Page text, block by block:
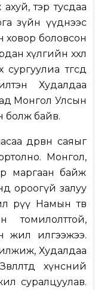
ахуй, тэр тусдаа
зүйн үүднээс
боловсон
хүлгийн хөхөл
төгсөөд
Худалдаа
Монгол Улсын
болж байв.
дөрвөн саяыг
Монгол,
маргаан байж
ороогүй залуу
рүү Намын төв
томилолттой,
жил илгээжээ.
Худалдаа
хүнсний
суралцуулав.